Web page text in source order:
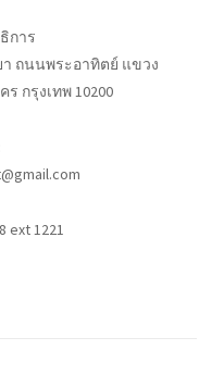
การ
า ถนนพระอาทิตย์ แขวง
กรุงเทพ 10200
ext 1221